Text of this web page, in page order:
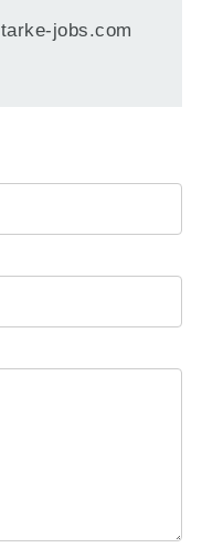
jobs.com